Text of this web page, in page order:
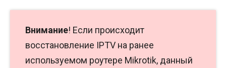
Внимание! Если происходит
восстановление IPTV на ранее
используемом роутере Mikrotik, данный